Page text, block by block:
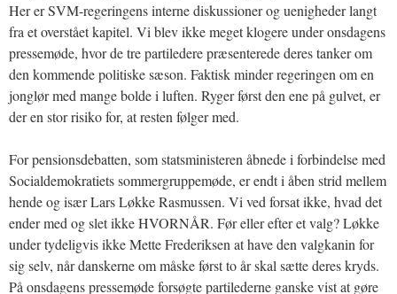
Her er SVM-regeringens interne diskussioner og uenigheder langt
fra et overstået kapitel. Vi blev ikke meget klogere under onsdagens
pressemøde, hvor de tre partiledere præsenterede deres tanker om
den kommende politiske sæson. Faktisk minder regeringen om en
jonglør med mange bolde i luften. Ryger først den ene på gulvet, er
der en stor risiko for, at resten følger med.
For pensionsdebatten, som statsministeren åbnede i forbindelse med
Socialdemokratiets sommergruppemøde, er endt i åben strid mellem
hende og især Lars Løkke Rasmussen. Vi ved forsat ikke, hvad det
ender med og slet ikke HVORNÅR. Før eller efter et valg? Løkke
under tydeligvis ikke Mette Frederiksen at have den valgkanin for
sig selv, når danskerne om måske først to år skal sætte deres kryds.
På onsdagens pressemøde forsøgte partilederne ganske vist at gøre